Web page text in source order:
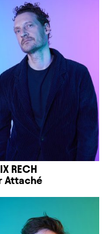
RECH
Attaché